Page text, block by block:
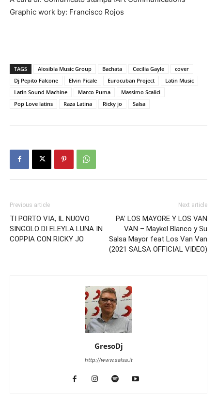
Graphic work by: Francisco Rojos
TAGS Alosibla Music Group Bachata Cecilia Gayle
cover
Dj Pepito Falcone
Elvin Picale Eurocuban Project
Latin Music
Latin Sound Machine
Marco Puma
Massimo Scalici
Pop Love latins
Raza Latina Ricky jo Salsa
Previous article
TI PORTO VIA, IL NUOVO
SINGOLO DI ELEYLA LUNA IN
COPPIA CON RICKY JO
Next article
PA’ LOS MAYORE Y LOS VAN
VAN – Maykel Blanco y Su
Salsa Mayor feat Los Van Van
(2021 SALSA OFFICIAL VIDEO)
GresoDj
http://www.salsa.it